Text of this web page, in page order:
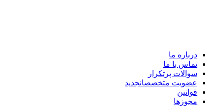
درباره ما
تماس با ما
سوالات پرتکرار
عضویت متخصصانجدید
قوانین
مجوزها